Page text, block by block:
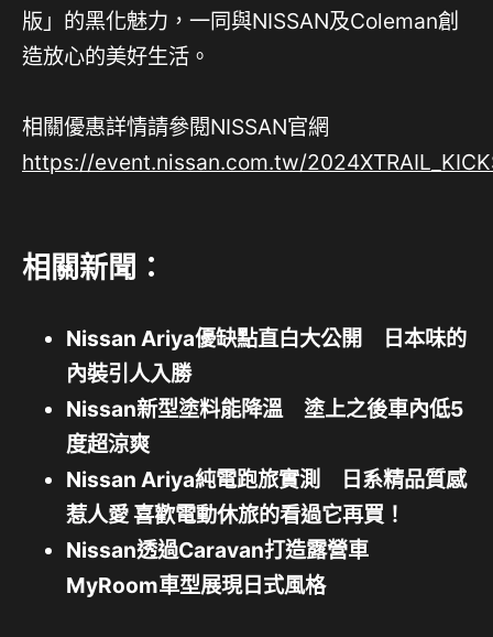
版」的黑化魅力，一同與NISSAN及Coleman創
造放心的美好生活。
相關優惠詳情請參閱NISSAN官網
https://event.nissan.com.tw/
相關新聞：
Nissan Ariya優缺點直白大公開 日本味的
內裝引人入勝
Nissan新型塗料能降溫 塗上之後車內低5
度超涼爽
Nissan Ariya純電跑旅實測 日系精品質感
惹人愛 喜歡電動休旅的看過它再買！
Nissan透過Caravan打造露營車
MyRoom車型展現日式風格